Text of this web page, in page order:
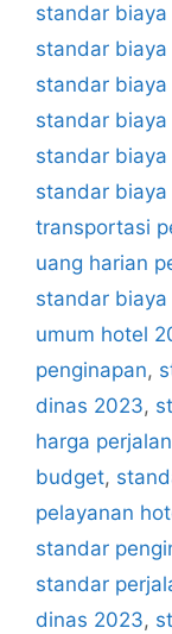
standar
standar
standar
standar
standar
standar
transportasi
uang harian
standar
umum hotel
penginapan,
dinas 2023,
harga
budget,
pelayanan
standar
standar
dinas 2023,